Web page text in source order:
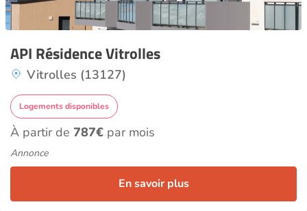
API Résidence Vitrolles
Vitrolles (13127)
Logements disponibles
À partir de 787€ par mois
Annonce
En savoir plus